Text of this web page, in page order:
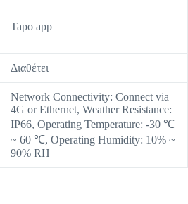
Tapo app
Διαθέτει
Network Connectivity: Connect via
4G or Ethernet, Weather Resistance:
IP66, Operating Temperature: -30 ℃
~ 60 ℃, Operating Humidity: 10% ~
90% RH